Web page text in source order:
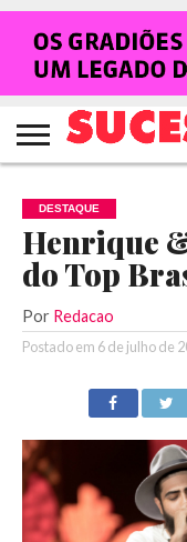
HOME
NOTÍCIAS
SHOWS
ENTREVISTAS
CLIQUES
RANKING
CROWLEY
TV
SUCESSO!
REVISTA
SUCESSO!
DESTAQUE
Henrique
do Top
Por Redacao
Postado em 6 de julho de